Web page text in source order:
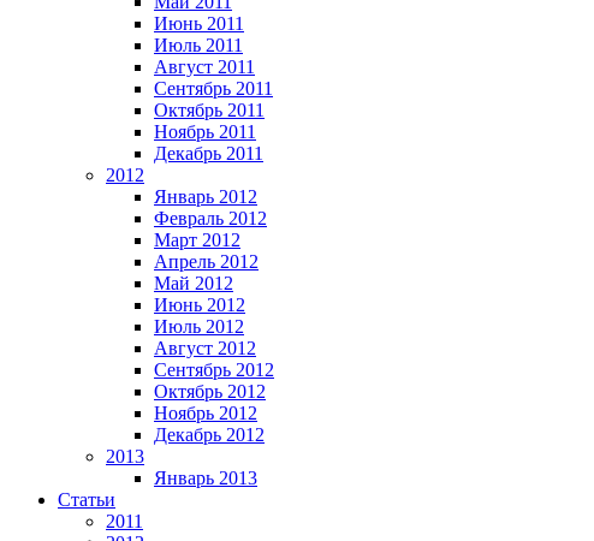
Июнь 2011
Июль 2011
Август 2011
Сентябрь 2011
Октябрь 2011
Ноябрь 2011
Декабрь 2011
2012
Январь 2012
Февраль 2012
Март 2012
Апрель 2012
Май 2012
Июнь 2012
Июль 2012
Август 2012
Сентябрь 2012
Октябрь 2012
Ноябрь 2012
Декабрь 2012
2013
Январь 2013
Статьи
2011